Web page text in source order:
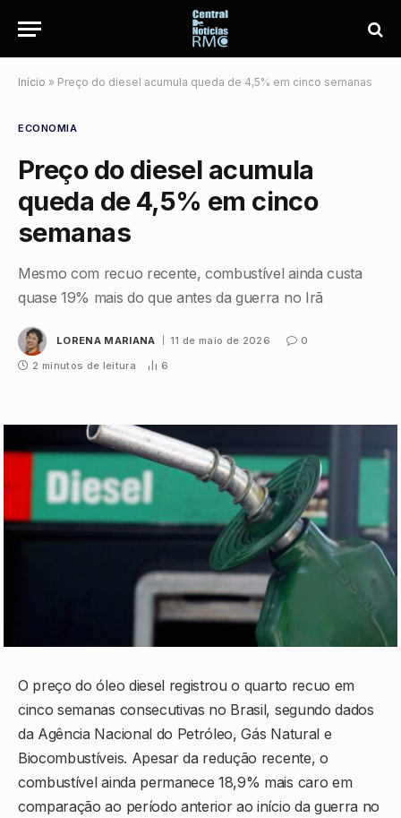
Início » Preço do diesel acumula queda de 4,5% em cinco semanas
ECONOMIA
Preço do diesel acumula
queda de 4,5% em cinco
semanas
Mesmo com recuo recente, combustível ainda custa
quase 19% mais do que antes da guerra no Irã
LORENA MARIANA 11 de maio de 2026
0
2 minutos de leitura
6
O preço do óleo diesel registrou o quarto recuo em
cinco semanas consecutivas no Brasil, segundo dados
da Agência Nacional do Petróleo, Gás Natural e
Biocombustíveis. Apesar da redução recente, o
combustível ainda permanece 18,9% mais caro em
comparação ao período anterior ao início da guerra no